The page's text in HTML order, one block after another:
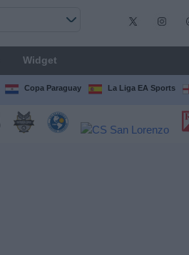
Widget
Copa Paraguay La Liga EA Sports